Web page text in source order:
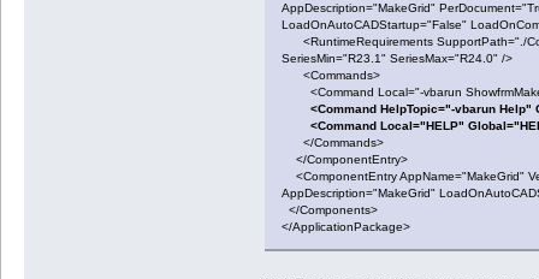
AppDescription="MakeGrid"
LoadOnAutoCADStartup="False"
<RuntimeRequirements SupportPath="./
SeriesMin="R23.1" SeriesMax="R24.0" />
<Commands>
<Command Local="-vbarun
<Command HelpTopic="-vbarun Help"
<Command Local="HELP"
</Commands>
</ComponentEntry>
<ComponentEntry AppName="MakeGrid"
AppDescription="MakeGrid"
</Components>
</ApplicationPackage>